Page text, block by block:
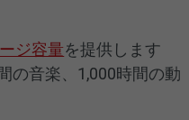
ジ容量を提供します
の音楽、1,000時間の動